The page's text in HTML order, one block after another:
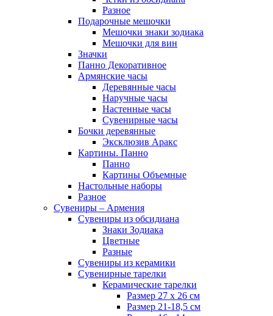
Разное
Подарочные мешочки
Мешочки знаки зодиака
Мешочки для вин
Значки
Панно Декоративное
Армянские часы
Деревянные часы
Наручные часы
Настенные часы
Сувенирные часы
Бочки деревянные
Эксклюзив Аракс
Картины. Панно
Панно
Картины Объемные
Настольные наборы
Разное
Сувениры – Армения
Сувениры из обсидиана
Знаки Зодиака
Цветные
Разные
Сувениры из керамики
Сувенирные тарелки
Керамические тарелки
Размер 27 х 26 см
Размер 21-18,5 см